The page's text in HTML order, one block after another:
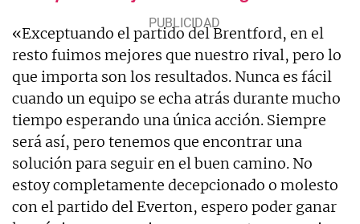
«Exceptuando el partido del Brentford, en el
resto fuimos mejores que nuestro rival, pero lo
que importa son los resultados. Nunca es fácil
cuando un equipo se echa atrás durante mucho
tiempo esperando una única acción. Siempre
será así, pero tenemos que encontrar una
solución para seguir en el buen camino. No
estoy completamente decepcionado o molesto
con el partido del Everton, espero poder ganar